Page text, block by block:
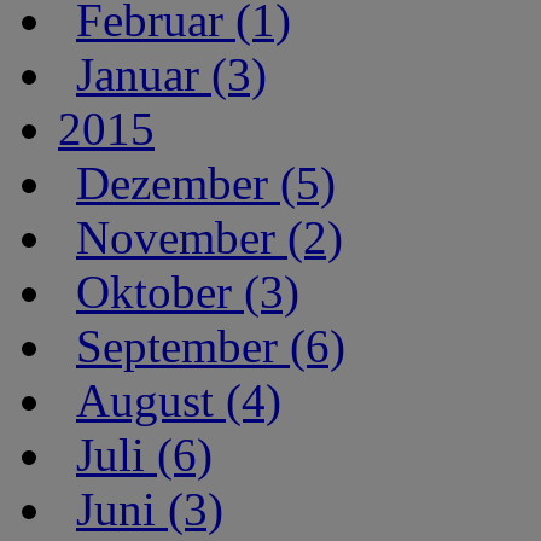
Februar (1)
Januar (3)
2015
Dezember (5)
November (2)
Oktober (3)
September (6)
August (4)
Juli (6)
Juni (3)